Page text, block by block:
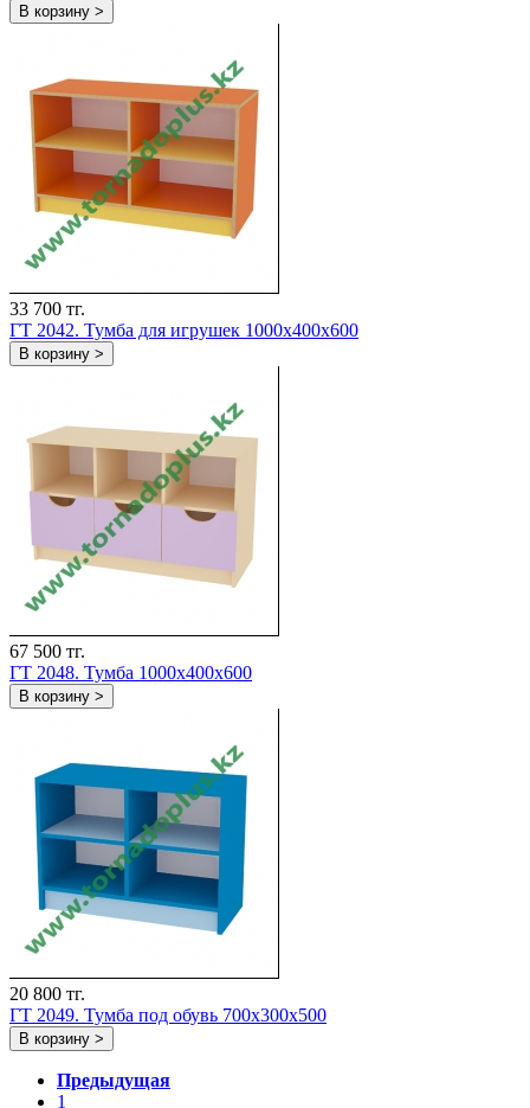
В корзину >
33 700 тг.
ГТ 2042. Тумба для игрушек 1000x400x600
В корзину >
67 500 тг.
ГТ 2048. Тумба 1000x400x600
В корзину >
20 800 тг.
ГТ 2049. Тумба под обувь 700x300x500
В корзину >
Предыдущая
1